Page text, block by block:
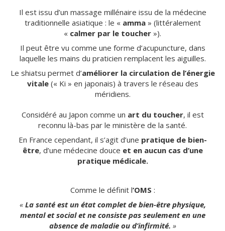
Il est issu d’un massage millénaire issu de la médecine
traditionnelle asiatique : le «amma» (littéralement
« calmer par le toucher »).
Il peut être vu comme une forme d’acupuncture, dans
laquelle les mains du praticien remplacent les aiguilles.
Le shiatsu permet d’améliorer la circulation de l’énergie
vitale(« Ki » en japonais) à travers le réseau des
méridiens.
Considéré au Japon comme un art du toucher, il est
reconnu là-bas par le ministère de la santé.
En France cependant, il s’agit d’une pratique de bien-
être, d’une médecine douce et en aucun cas d’une
pratique médicale.
Comme le définit l’OMS :
« La santé est un état complet de bien-être physique,
mental et social et ne consiste pas seulement en une
absence de maladie ou d’infirmité. »